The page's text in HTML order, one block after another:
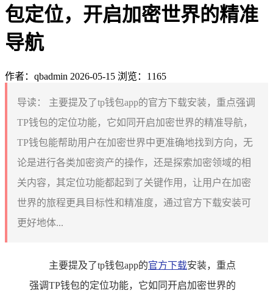
包定位，开启加密世界的精准
导航
作者：qbadmin 2026-05-15 浏览：1165
导读：
主要提及了tp钱包app的官方下载安装，重点强调
TP钱包的定位功能，它如同开启加密世界的精准导航，
TP钱包能帮助用户在加密世界中更准确地找到方向，无
论是进行各类加密资产的操作，还是探索加密领域的相
关内容，其定位功能都起到了关键作用，让用户在加密
世界的旅程更具目标性和精准度，通过官方下载安装可
更好地体...
主要提及了tp钱包app的官方下载安装，重点
强调TP钱包的定位功能，它如同开启加密世界的